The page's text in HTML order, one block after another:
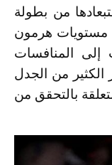
من بطولة
بسبب ارتفاع مستويات هرمون
إلى المنافسات
الكثير من الجدل
بالتحقق من